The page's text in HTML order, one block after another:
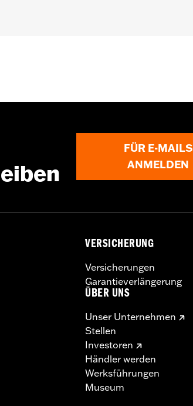
FÜR E-MAILS
ANMELDEN
VERSICHERUNG
Versicherungen
Garantieverlängerung
ÜBER UNS
Unser Unternehmen
Stellen
Investoren
Händler werden
Werksführungen
Museum